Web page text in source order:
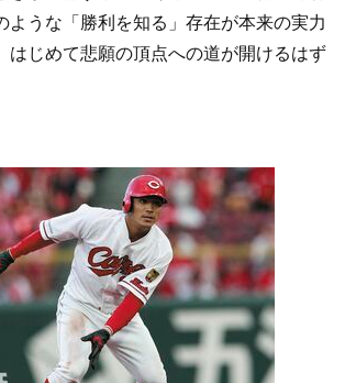
ような「勝利を知る」存在が本来の実力
はじめて悲願の頂点への道が開けるはず